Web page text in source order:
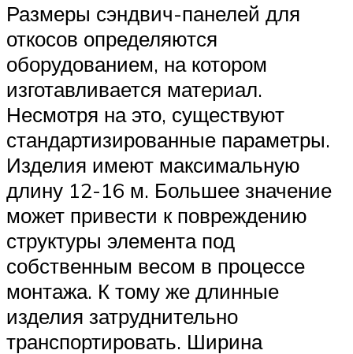
Размеры сэндвич-панелей для
откосов определяются
оборудованием, на котором
изготавливается материал.
Несмотря на это, существуют
стандартизированные параметры.
Изделия имеют максимальную
длину 12-16 м. Большее значение
может привести к повреждению
структуры элемента под
собственным весом в процессе
монтажа. К тому же длинные
изделия затруднительно
транспортировать. Ширина